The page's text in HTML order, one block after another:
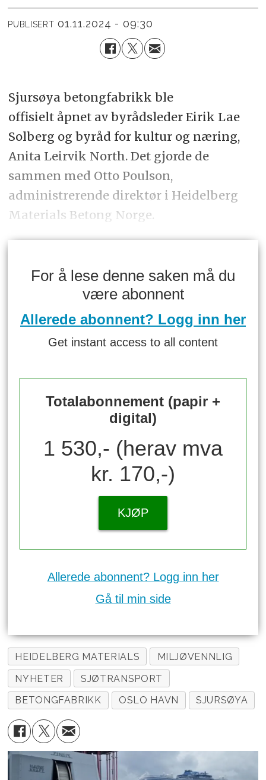
PUBLISERT 01.11.2024 - 09:30
Sjursøya betongfabrikk ble
offisielt åpnet av byrådsleder Eirik Lae
Solberg og byråd for kultur og næring,
Anita Leirvik North. Det gjorde de
sammen med Otto Poulson,
administrerende direktør i Heidelberg
Materials Betong Norge.
For å lese denne saken må du
være abonnent
Allerede abonnent? Logg inn her
Get instant access to all content
Totalabonnement (papir +
digital)
1 530,- (herav mva
kr. 170,-)
KJØP
Allerede abonnent? Logg inn her
Gå til min side
HEIDELBERG MATERIALS
MILJØVENNLIG
NYHETER
SJØTRANSPORT
BETONGFABRIKK
OSLO HAVN SJURSØYA